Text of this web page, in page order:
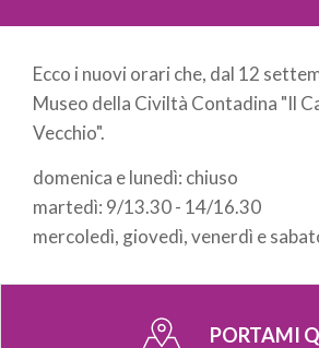
Ecco i nuovi orari che, dal 12
Museo della Civiltà Contadina "Il
Vecchio".
domenica e lunedì: chiuso
martedì: 9/13.30 - 14/16.30
mercoledì, giovedì, venerdì e
PORTAMI